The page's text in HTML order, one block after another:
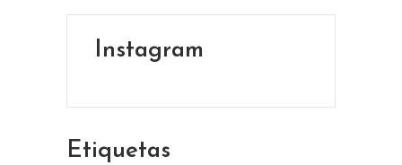
Instagram
Etiquetas
42 245 772 - 095 050 021